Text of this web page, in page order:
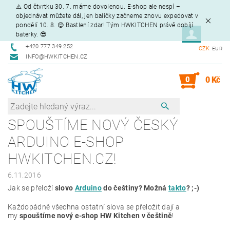
⚠️ Od čtvrtku 30. 7. máme dovolenou. E-shop ale nespí –
objednávat můžete dál, jen balíčky začneme znovu expedovat v
pondělí 10. 8. 😊 Bastlení zdar! Tým HWKITCHEN právě dobíjí
baterky. 😎
+420 777 349 252
INFO@HWKITCHEN.CZ
CZK EUR
0 0 Kč
SPOUŠTÍME NOVÝ ČESKÝ
ARDUINO E-SHOP
HWKITCHEN.CZ!
6.11.2016
Jak se přeloží slovo Arduinodo češtiny? Možnátakto? ;-)
Každopádně všechna ostatní slova se přeložit dají a
my spouštíme nový e-shop HW Kitchen v češtině!